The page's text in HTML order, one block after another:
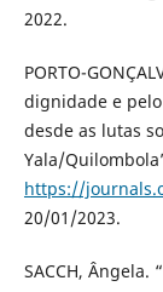
2022.
PORTO-
dignidade e
desde as lutas
Yala/
https://
20/01/2023.
SACCH,